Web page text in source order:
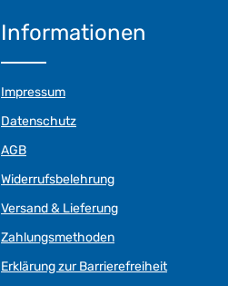
Informationen
Impressum
Datenschutz
AGB
Widerrufsbelehrung
Versand & Lieferung
Zahlungsmethoden
Erklärung zur Barrierefreiheit